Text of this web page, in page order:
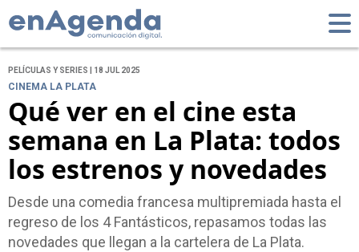
PELÍCULAS Y SERIES | 18 JUL 2025
CINEMA LA PLATA
Qué ver en el cine esta
semana en La Plata: todos
los estrenos y novedades
Desde una comedia francesa multipremiada hasta el
regreso de los 4 Fantásticos, repasamos todas las
novedades que llegan a la cartelera de La Plata.